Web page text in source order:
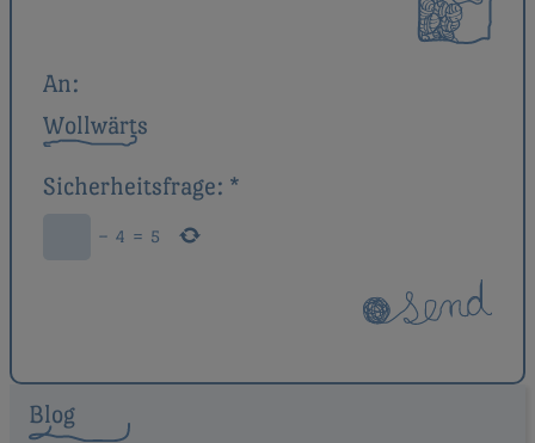
An:
Wollwärts
Sicherheitsfrage: *
− 4 = 5
Blog